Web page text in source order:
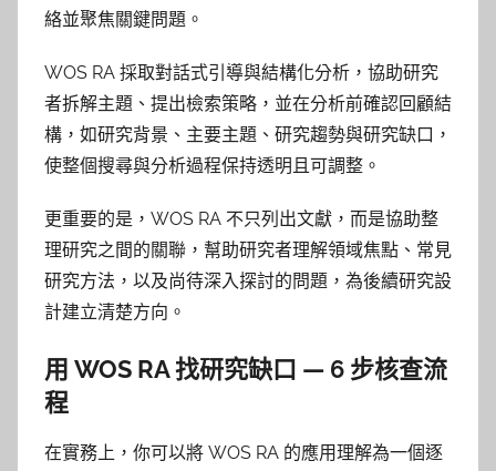
絡並聚焦關鍵問題。
WOS RA 採取對話式引導與結構化分析，協助研究
者拆解主題、提出檢索策略，並在分析前確認回顧結
構，如研究背景、主要主題、研究趨勢與研究缺口，
使整個搜尋與分析過程保持透明且可調整。
更重要的是，WOS RA 不只列出文獻，而是協助整
理研究之間的關聯，幫助研究者理解領域焦點、常見
研究方法，以及尚待深入探討的問題，為後續研究設
計建立清楚方向。
用 WOS RA 找研究缺口 — 6 步核查流
程
在實務上，你可以將 WOS RA 的應用理解為一個逐